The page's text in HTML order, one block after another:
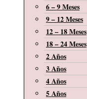
6 – 9 Meses
9 – 12 Meses
12 – 18 Meses
18 – 24 Meses
2 Años
3 Años
4 Años
5 Años